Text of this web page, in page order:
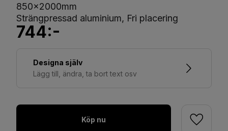
850x2000mm
Strängpressad aluminium, Fri placering
744:-
Designa själv
Lägg till, ändra, ta bort text osv
Köp nu